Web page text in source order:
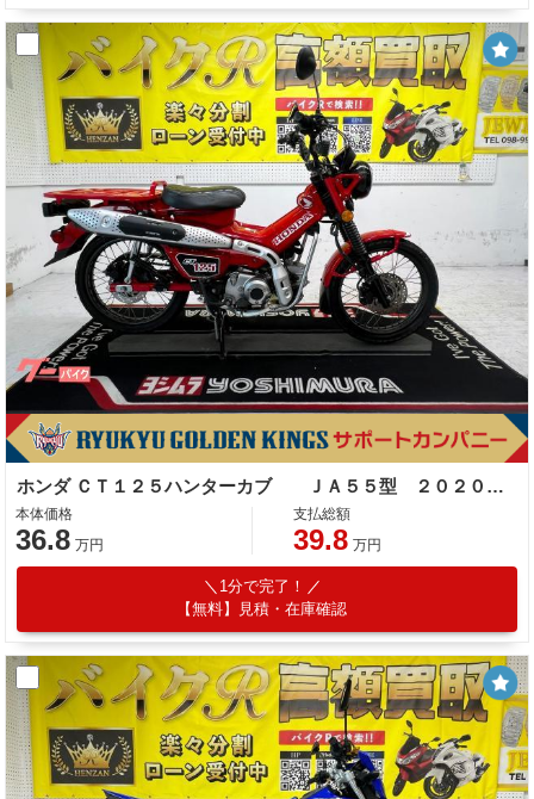
ホンダ ＣＴ１２５ハンターカブ ＪＡ５５型 ２０２０年モデル 社外シート ヘッドライト スペアキー サイドスタンド センタースタンド
本体価格
36.8 万円
支払総額
39.8 万円
1分で完了！
【無料】見積・在庫確認